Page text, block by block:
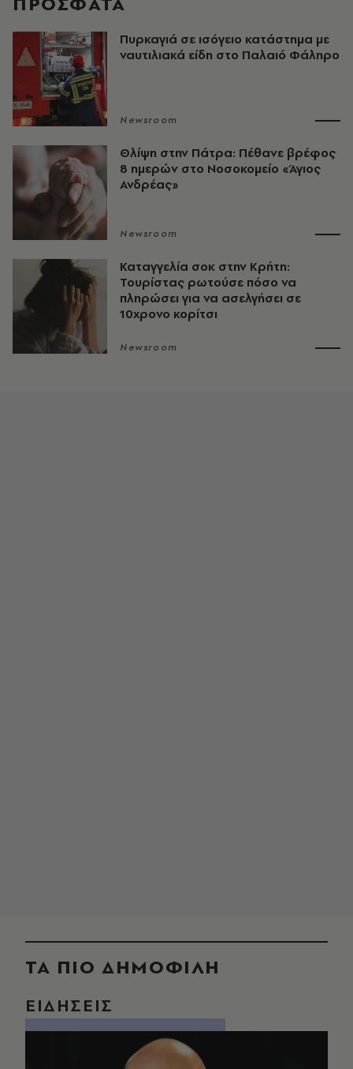
Πυρκαγιά σε ισόγειο κατάστημα με
ναυτιλιακά είδη στο Παλαιό Φάληρο
Newsroom
Θλίψη στην Πάτρα: Πέθανε βρέφος
8 ημερών στο Νοσοκομείο «Άγιος
Ανδρέας»
Newsroom
Καταγγελία σοκ στην Κρήτη:
Τουρίστας ρωτούσε πόσο να
πληρώσει για να ασελγήσει σε
10χρονο κορίτσι
Newsroom
ΤΑ ΠΙΟ ΔΗΜΟΦΙΛΗ
ΕΙΔΗΣΕΙΣ